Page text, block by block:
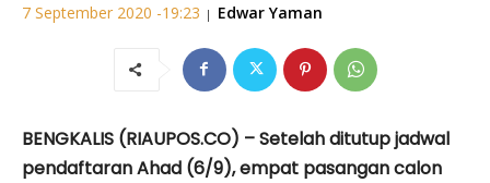
7 September 2020 -19:23 | Edwar Yaman
BENGKALIS (RIAUPOS.CO) – Setelah ditutup jadwal
pendaftaran Ahad (6/9), empat pasangan calon